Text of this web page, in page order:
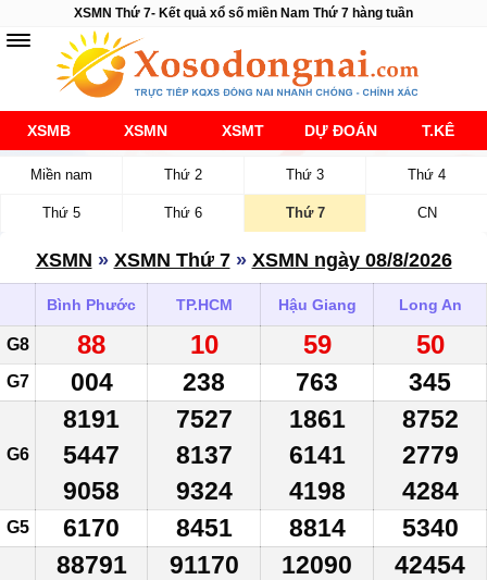
XSMN Thứ 7- Kết quả xổ số miền Nam Thứ 7 hàng tuần
XSMB XSMN XSMT DỰ ĐOÁN T.KÊ
Miền nam Thứ 2 Thứ 3 Thứ 4
Thứ 5 Thứ 6 Thứ 7 CN
XSMN » XSMN Thứ 7» XSMN ngày 08/8/2026
Bình Phước TP.HCM Hậu Giang Long An
G8 88 10 59 50
G7 004 238 763 345
G6
8191
5447
9058
7527
8137
9324
1861
6141
4198
8752
2779
4284
G5 6170 8451 8814 5340
88791
91170
12090
42454